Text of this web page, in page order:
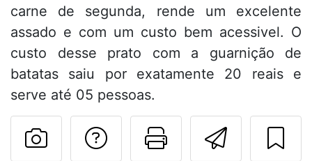
carne de segunda, rende um excelente
assado e com um custo bem acessivel. O
custo desse prato com a guarnição de
batatas saiu por exatamente 20 reais e
serve até 05 pessoas.
Imprima
Falar com o autor